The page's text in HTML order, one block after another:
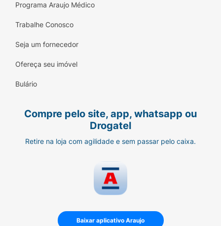
Programa Araujo Médico
Trabalhe Conosco
Seja um fornecedor
Ofereça seu imóvel
Bulário
Compre pelo site, app, whatsapp ou
Drogatel
Retire na loja com agilidade e sem passar pelo caixa.
Baixar aplicativo Araujo